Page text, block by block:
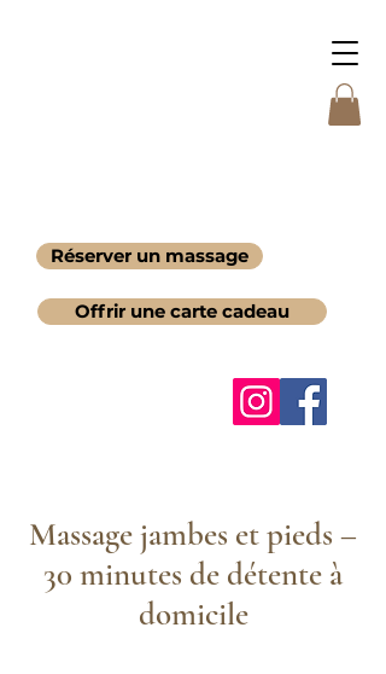
Réserver un massage
Offrir une carte cadeau
Massage jambes et pieds –
30 minutes de détente à
domicile